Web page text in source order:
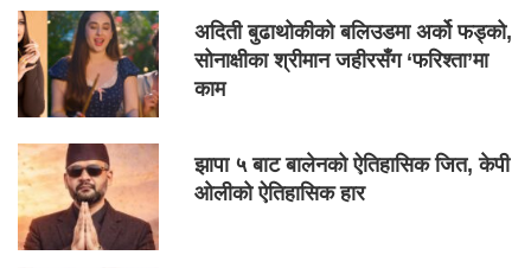
अदिती बुढाथोकीको बलिउडमा अर्को फड्को,
सोनाक्षीका श्रीमान जहीरसँग ‘फरिश्ता’मा
काम
झापा ५ बाट बालेनको ऐतिहासिक जित, केपी
ओलीको ऐतिहासिक हार